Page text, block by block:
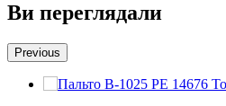
Ви переглядали
Previous